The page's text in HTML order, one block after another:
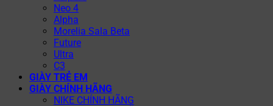
Neo 4
Alpha
Morelia Sala Beta
Future
Ultra
C3
GIÀY TRẺ EM
GIÀY CHÍNH HÃNG
NIKE CHÍNH HÃNG